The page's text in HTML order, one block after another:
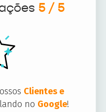
5 / 5
Clientes e
no Google!